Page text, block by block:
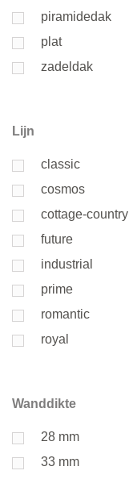
piramidedak
plat
zadeldak
Lijn
classic
cosmos
cottage-country
future
industrial
prime
romantic
royal
Wanddikte
28 mm
33 mm